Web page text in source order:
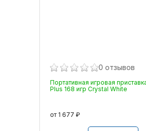
0 отзывов
Портативная игровая
Plus 168 игр Crystal White
от 1 677 ₽